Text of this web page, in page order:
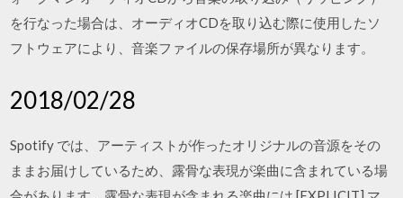
を行なった場合は、オーディオCDを取り込む際に使用したソ
フトウェアにより、音楽ファイルの保存場所が異なります。
2018/02/28
Spotify では、アーティストが作ったオリジナルの音源をその
ままお届けしているため、露骨な表現が楽曲に含まれている場